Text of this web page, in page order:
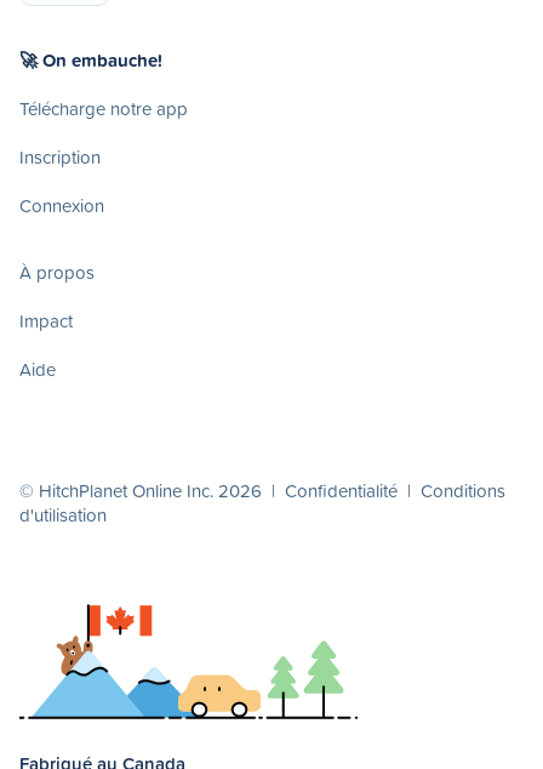
🚀 On embauche!
Télécharge notre app
Inscription
Connexion
À propos
Impact
Aide
© HitchPlanet Online Inc. 2026 | Confidentialité | Conditions
d'utilisation
Fabriqué au Canada